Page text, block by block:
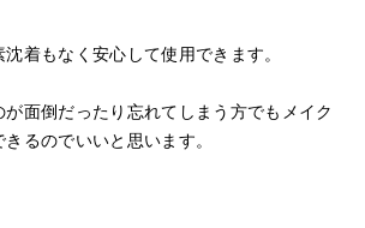
着もなく安心して使用できます。
面倒だったり忘れてしまう方でもメイク
るのでいいと思います。